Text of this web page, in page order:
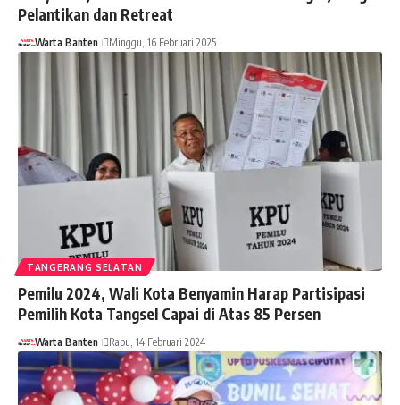
Pelantikan dan Retreat
Warta Banten Minggu, 16 Februari 2025
TANGERANG SELATAN
Pemilu 2024, Wali Kota Benyamin Harap Partisipasi
Pemilih Kota Tangsel Capai di Atas 85 Persen
Warta Banten Rabu, 14 Februari 2024